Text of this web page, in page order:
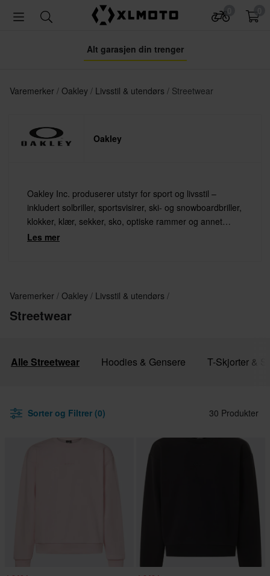
Alt garasjen din trenger
Varemerker Oakley Livsstil & utendørs Streetwear
Oakley
Oakley Inc. produserer utstyr for sport og livsstil –
inkludert solbriller, sportsvisirer, ski- og snowboardbriller,
klokker, klær, sekker, sko, optiske rammer og annet
tilbehør.
Les mer
Varemerker Oakley Livsstil & utendørs
Streetwear
Alle Streetwear Hoodies & Gensere T-Skjorter &
Sorter og Filtrer (0) 30 Produkter